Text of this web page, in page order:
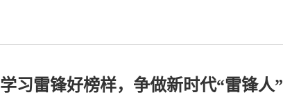
学习雷锋好榜样，争做新时代“雷锋人”